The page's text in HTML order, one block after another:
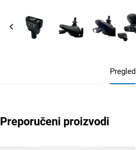
Pregled
Preporučeni proizvodi